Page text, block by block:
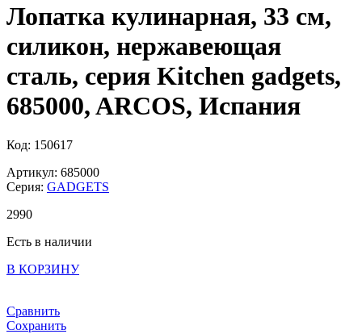
Лопатка кулинарная, 33 см,
силикон, нержавеющая
сталь, серия Kitchen gadgets,
685000, ARCOS, Испания
Код: 150617
Артикул: 685000
Серия: GADGETS
2990
Есть в наличии
В КОРЗИНУ
Сравнить
Сохранить